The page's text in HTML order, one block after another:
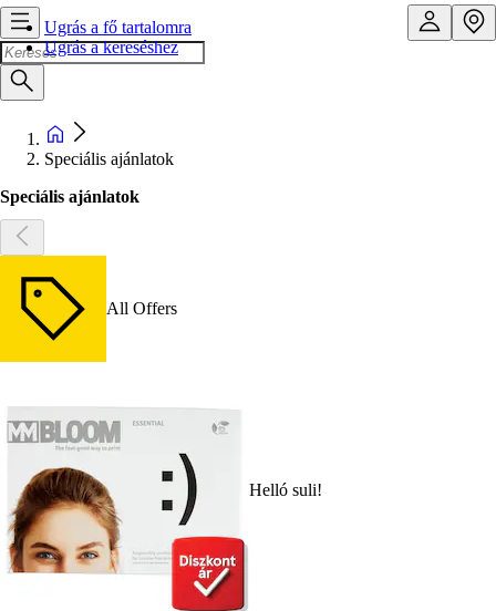
Ugrás a fő tartalomra
Ugrás a kereséshez
Speciális ajánlatok
Speciális ajánlatok
All Offers
Helló suli!